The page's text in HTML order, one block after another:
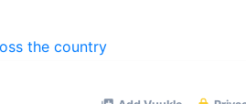
the country